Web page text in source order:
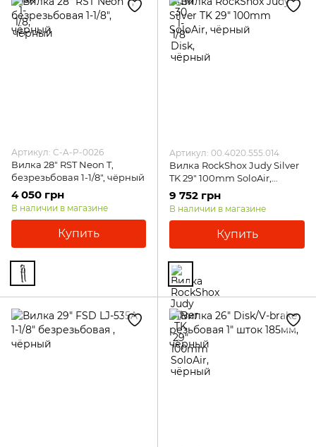
Артикул: C-A-P-0026
Вилка 28" RST Neon T,
безрезьбовая 1-1/8", чёрный
4 050 грн
В наличии в магазине
Купить
Артикул: 00.4020.555.014
Вилка RockShox Judy Silver
TK 29" 100mm SoloAir,
чёрный
9 752 грн
В наличии в магазине
Купить